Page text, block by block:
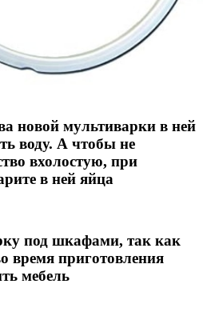
новой мультиварки в ней
воду. А чтобы не
вхолостую, при
в ней яйца
под шкафами, так как
время приготовления
мебель